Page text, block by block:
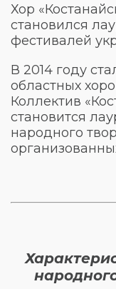
Хор
становился
фестивалей
В 2014 году
областных
Коллектив
становится
народного